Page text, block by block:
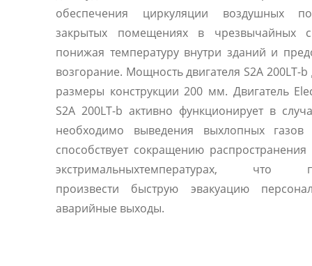
обеспечения циркуляции воздушных
закрытых помещениях в чрезвычайных
понижая температуру внутри зданий и
возгорание. Мощность двигателя S2A 200LT-b
размеры конструкции 200 мм. Двигатель
S2A 200LT-b активно функционирует в
необходимо выведения выхлопных
способствует сокращению
экстримальныхтемпературах, что
произвести быструю эвакуацию
аварийные выходы.